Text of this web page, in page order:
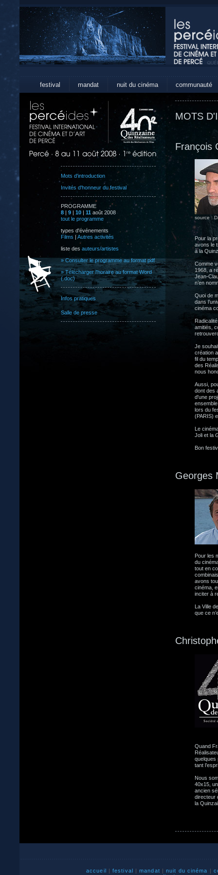
festival mandat nuit du cinéma communauté
Mots d'introduction
Invités d'honneur du festival
PROGRAMME
8 | 9 | 10 | 11 août 2008
tout le programme
types d'événements
Films | Autres activités
liste des auteurs/artistes
» Consulter le programme au format pdf
» Télécharger l'horaire au format Word
(.doc)
Infos pratiques
Salle de presse
MOTS
François
source :
Pour la
avons le
à la
Comme
1968, a
Jean-
n’en
Quoi de
dans
cinéma
amitiés,
Je
création
fil du
des
nous
Aussi,
dont des
d'une
lors du
(PARIS)
Le
Joli et la
Bon
Georges
Pour les
du
tout en
avons
cinéma,
inciter à
La Ville
que ce
Quand
quelques
tant
Nous
40x15,
ancien
directeur
la
accueil |festival |mandat |nuit du cinéma |